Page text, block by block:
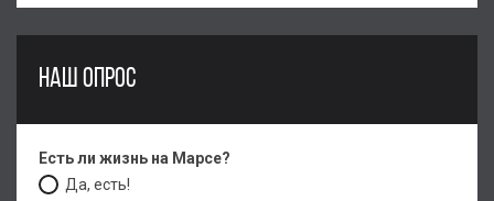
НАШ ОПРОС
Есть ли жизнь на Марсе?
Да, есть!